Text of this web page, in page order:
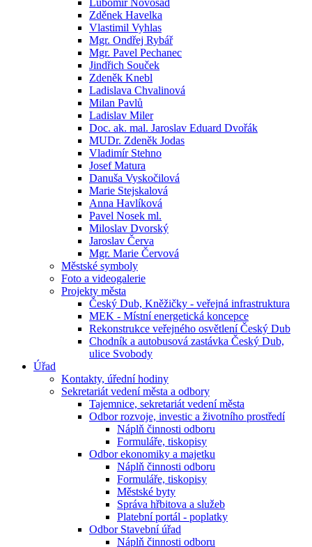
Lubomír Novosád
Zděnek Havelka
Vlastimil Vyhlas
Mgr. Ondřej Rybář
Mgr. Pavel Pechanec
Jindřich Souček
Zdeněk Knebl
Ladislava Chvalinová
Milan Pavlů
Ladislav Miler
Doc. ak. mal. Jaroslav Eduard Dvořák
MUDr. Zdeněk Jodas
Vladimír Stehno
Josef Matura
Danuša Vyskočilová
Marie Stejskalová
Anna Havlíková
Pavel Nosek ml.
Miloslav Dvorský
Jaroslav Červa
Mgr. Marie Červová
Městské symboly
Foto a videogalerie
Projekty města
Český Dub, Kněžičky - veřejná infrastruktura
MEK - Místní energetická koncepce
Rekonstrukce veřejného osvětlení Český Dub
Chodník a autobusová zastávka Český Dub,
ulice Svobody
Úřad
Kontakty, úřední hodiny
Sekretariát vedení města a odbory
Tajemnice, sekretariát vedení města
Odbor rozvoje, investic a životního prostředí
Náplň činnosti odboru
Formuláře, tiskopisy
Odbor ekonomiky a majetku
Náplň činnosti odboru
Formuláře, tiskopisy
Městské byty
Správa hřbitova a služeb
Platební portál - poplatky
Odbor Stavební úřad
Náplň činnosti odboru